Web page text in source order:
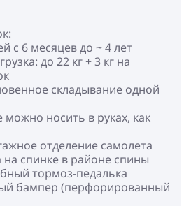
с 6 месяцев до ~ 4 лет
до 22 кг + 3 кг на
складывание одной
носить в руках, как
отделение самолета
спинке в районе спины
тормоз-педалька
бампер (перфорированный